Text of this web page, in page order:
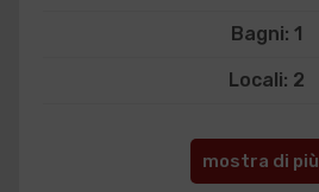
Bagni: 1
Locali: 2
mostra di più